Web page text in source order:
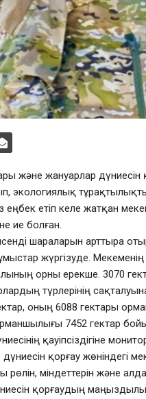
және жануарлар дүниесін
еңбек етіп келе жатқан
ие болған.
шараларын арттыра
жүргізуде.
орны ерекше. 3070
түрлерінің
оның 6088 гектары
7452 гектар
қауіпсіздігіне
қорғау жөніндегі
міндеттерін және
қорғаудың